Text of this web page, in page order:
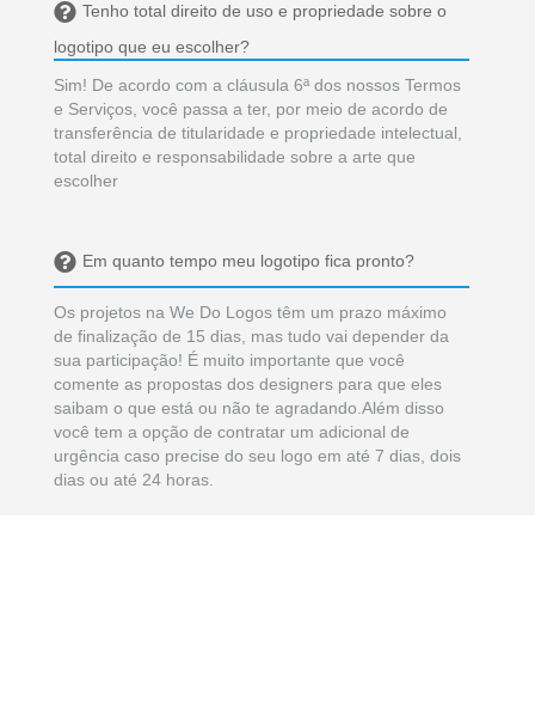
Tenho total direito de uso e propriedade sobre o
logotipo que eu escolher?
Sim! De acordo com a cláusula 6ª dos nossos Termos
e Serviços, você passa a ter, por meio de acordo de
transferência de titularidade e propriedade intelectual,
total direito e responsabilidade sobre a arte que
escolher
Em quanto tempo meu logotipo fica pronto?
Os projetos na We Do Logos têm um prazo máximo
de finalização de 15 dias, mas tudo vai depender da
sua participação! É muito importante que você
comente as propostas dos designers para que eles
saibam o que está ou não te agradando.Além disso
você tem a opção de contratar um adicional de
urgência caso precise do seu logo em até 7 dias, dois
dias ou até 24 horas.